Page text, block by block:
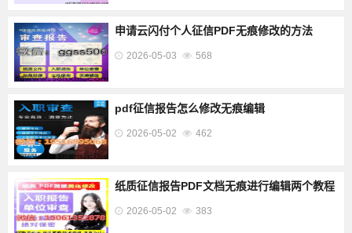
申请云闪付个人征信PDF无痕修改的方法
2026-05-03 568
pdf征信报告怎么修改无痕编辑
2026-05-02 462
纸质征信报告PDF文档无痕进行编辑两个教程
2026-05-02 383